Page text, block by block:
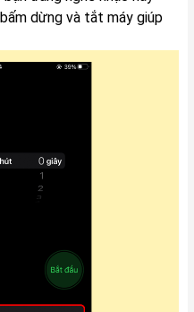
dừng và tắt máy giúp